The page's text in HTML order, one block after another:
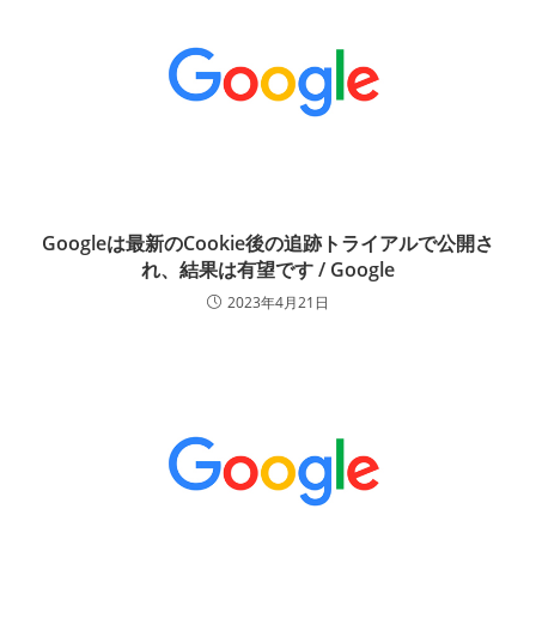
Googleは最新のCookie後の追跡トライアルで公開さ
れ、結果は有望です / Google
2023年4月21日